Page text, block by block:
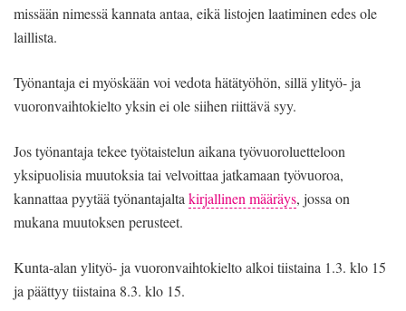
missään nimessä kannata antaa, eikä listojen laatiminen edes ole
laillista.
Työnantaja ei myöskään voi vedota hätätyöhön, sillä ylityö- ja
vuoronvaihtokielto yksin ei ole siihen riittävä syy.
Jos työnantaja tekee työtaistelun aikana työvuoroluetteloon
yksipuolisia muutoksia tai velvoittaa jatkamaan työvuoroa,
kannattaa pyytää työnantajalta kirjallinen määräys, jossa on
mukana muutoksen perusteet.
Kunta-alan ylityö- ja vuoronvaihtokielto alkoi tiistaina 1.3. klo 15
ja päättyy tiistaina 8.3. klo 15.